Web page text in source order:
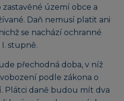
území obce a
Daň nemusí platit ani
se nachází ochranné
stupně.
přechodná doba, v níž
podle zákona o
Plátci daně budou mít dva